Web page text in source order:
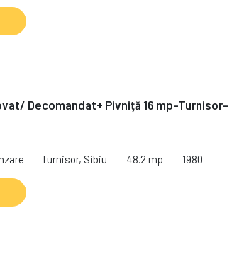
Decomandat+ Pivniță 16 mp-Turnisor-
Turnisor, Sibiu 48.2 mp 1980